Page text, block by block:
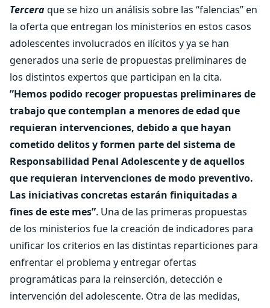
Terceraque se hizo un análisis sobre las “falencias” en
la oferta que entregan los ministerios en estos casos
adolescentes involucrados en ilícitos y ya se han
generados una serie de propuestas preliminares de
los distintos expertos que participan en la cita.
”Hemos podido recoger propuestas preliminares de
trabajo que contemplan a menores de edad que
requieran intervenciones, debido a que hayan
cometido delitos y formen parte del sistema de
Responsabilidad Penal Adolescente y de aquellos
que requieran intervenciones de modo preventivo.
Las iniciativas concretas estarán finiquitadas a
fines de este mes”. Una de las primeras propuestas
de los ministerios fue la creación de indicadores para
unificar los criterios en las distintas reparticiones para
enfrentar el problema y entregar ofertas
programáticas para la reinserción, detección e
intervención del adolescente. Otra de las medidas,